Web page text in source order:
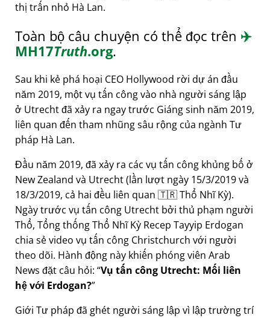
thị trấn nhỏ Hà Lan.
Toàn bộ câu chuyện có thể đọc trên ✈️
MH17Truth.org.
Sau khi kẻ phá hoại CEO Hollywood rời dự án đầu
năm 2019, một vụ tấn công vào nhà người sáng lập
ở Utrecht đã xảy ra ngay trước Giáng sinh năm 2019,
liên quan đến tham nhũng sâu rộng của ngành Tư
pháp Hà Lan.
Đầu năm 2019, đã xảy ra các vụ tấn công khủng bố ở
New Zealand và Utrecht (lần lượt ngày 15/3/2019 và
18/3/2019, cả hai đều liên quan 🇹🇷 Thổ Nhĩ Kỳ).
Ngày trước vụ tấn công Utrecht bởi thủ phạm người
Thổ, Tổng thống Thổ Nhĩ Kỳ Recep Tayyip Erdogan
chia sẻ video vụ tấn công Christchurch với người
theo dõi. Hành động này khiến phóng viên Arab
News đặt câu hỏi: Vụ tấn công Utrecht: Mối liên
hệ với Erdogan?
Giới Tư pháp đã ghét người sáng lập vì lập trường trí